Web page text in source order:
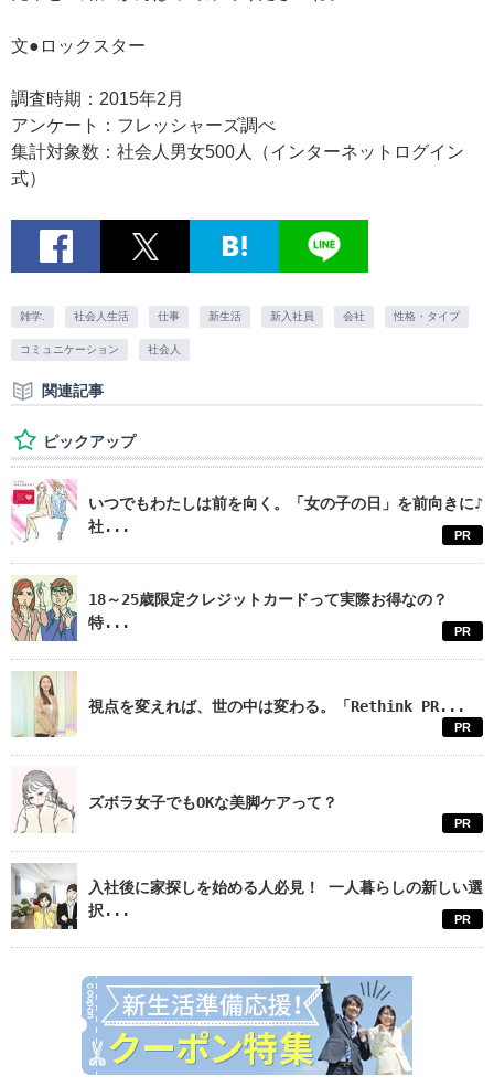
文●ロックスター
調査時期：2015年2月
アンケート：フレッシャーズ調べ
集計対象数：社会人男女500人（インターネットログイン
式）
雑学. 社会人生活 仕事 新生活 新入社員 会社 性格・タイプ
コミュニケーション 社会人
関連記事
ピックアップ
いつでもわたしは前を向く。「女の子の日」を前向きに♪
社...
PR
18～25歳限定クレジットカードって実際お得なの？
特...
PR
視点を変えれば、世の中は変わる。「Rethink PR...
PR
ズボラ女子でもOKな美脚ケアって？
PR
入社後に家探しを始める人必見！ 一人暮らしの新しい選
択...
PR